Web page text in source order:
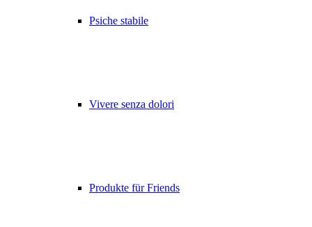
Psiche stabile
Vivere senza dolori
Produkte für Friends